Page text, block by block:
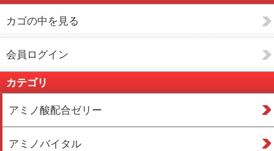
カゴの中を見る
会員ログイン
カテゴリ
アミノ酸配合ゼリー
アミノバイタル